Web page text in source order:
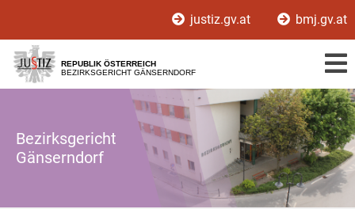
[1]
[2]
[3]
justiz.gv.at bmj.gv.at
REPUBLIK ÖSTERREICH
BEZIRKSGERICHT GÄNSERNDORF
Bezirksgericht
Gänserndorf